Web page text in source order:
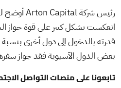
انعكست بشكل كبير على قوة جواز
بعض الدول الآسيوية فقد جواز سفرها
تابعونا على منصات التواصل